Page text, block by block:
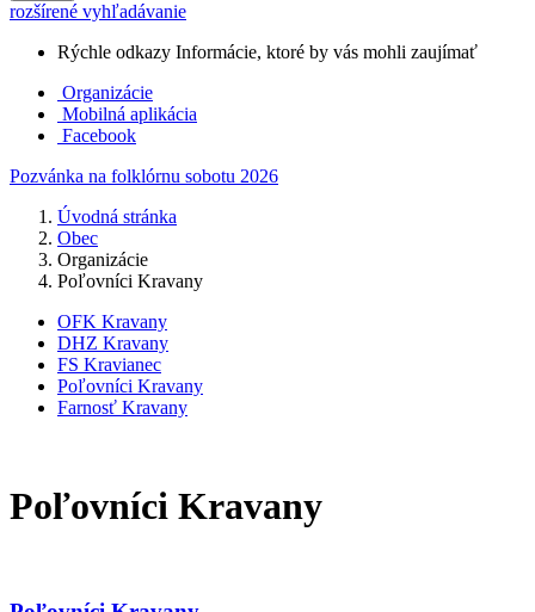
rozšírené vyhľadávanie
Rýchle odkazy Informácie, ktoré by vás mohli zaujímať
Organizácie
Mobilná aplikácia
Facebook
Pozvánka na folklórnu sobotu 2026
Úvodná stránka
Obec
Organizácie
Poľovníci Kravany
OFK Kravany
DHZ Kravany
FS Kravianec
Poľovníci Kravany
Farnosť Kravany
Poľovníci Kravany